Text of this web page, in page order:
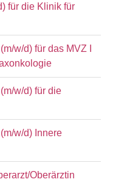
für die Klinik für
w/d) für das MVZ I
w/d) für die
w/d) Innere
Oberärztin